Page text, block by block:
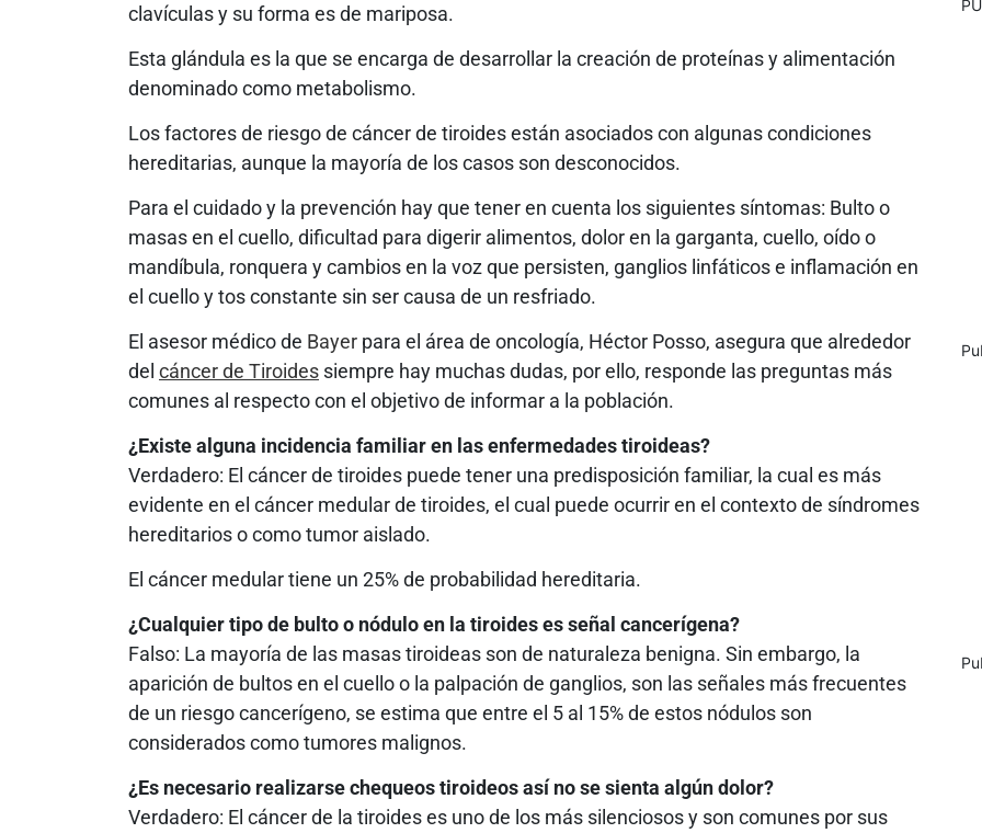
clavículas y su forma es de mariposa.
Esta glándula es la que se encarga de desarrollar la creación de proteínas y alimentación
denominado como metabolismo.
Los factores de riesgo de cáncer de tiroides están asociados con algunas condiciones
hereditarias, aunque la mayoría de los casos son desconocidos.
Para el cuidado y la prevención hay que tener en cuenta los siguientes síntomas: Bulto o
masas en el cuello, dificultad para digerir alimentos, dolor en la garganta, cuello, oído o
mandíbula, ronquera y cambios en la voz que persisten, ganglios linfáticos e inflamación en
el cuello y tos constante sin ser causa de un resfriado.
El asesor médico de Bayer para el área de oncología, Héctor Posso, asegura que alrededor
del cáncer de Tiroides siempre hay muchas dudas, por ello, responde las preguntas más
comunes al respecto con el objetivo de informar a la población.
¿Existe alguna incidencia familiar en las enfermedades tiroideas?
Verdadero: El cáncer de tiroides puede tener una predisposición familiar, la cual es más
evidente en el cáncer medular de tiroides, el cual puede ocurrir en el contexto de síndromes
hereditarios o como tumor aislado.
El cáncer medular tiene un 25% de probabilidad hereditaria.
¿Cualquier tipo de bulto o nódulo en la tiroides es señal cancerígena?
Falso: La mayoría de las masas tiroideas son de naturaleza benigna. Sin embargo, la
aparición de bultos en el cuello o la palpación de ganglios, son las señales más frecuentes
de un riesgo cancerígeno, se estima que entre el 5 al 15% de estos nódulos son
considerados como tumores malignos.
¿Es necesario realizarse chequeos tiroideos así no se sienta algún dolor?
Verdadero: El cáncer de la tiroides es uno de los más silenciosos y son comunes por sus